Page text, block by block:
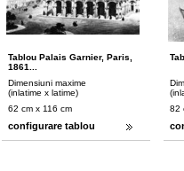
Tablou Palais Garnier, Paris,
1861...
Dimensiuni maxime
(inlatime x latime)
62 cm x 116 cm
configurare tablou
82